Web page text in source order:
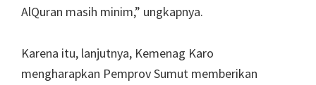
AlQuran masih minim,” ungkapnya.
Karena itu, lanjutnya, Kemenag Karo
mengharapkan Pemprov Sumut memberikan